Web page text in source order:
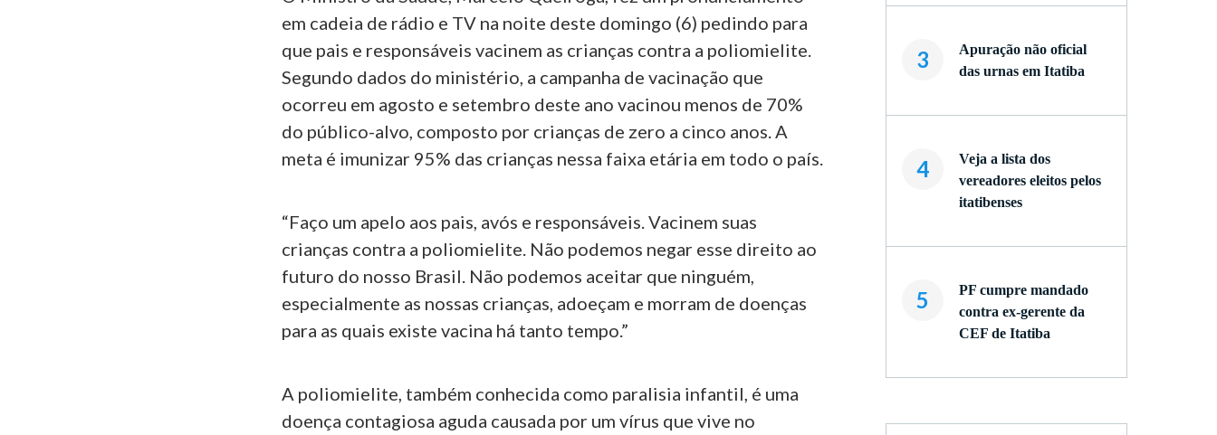
em cadeia de rádio e TV na noite deste domingo (6) pedindo para
que pais e responsáveis vacinem as crianças contra a poliomielite.
Segundo dados do ministério, a campanha de vacinação que
ocorreu em agosto e setembro deste ano vacinou menos de 70%
do público-alvo, composto por crianças de zero a cinco anos. A
meta é imunizar 95% das crianças nessa faixa etária em todo o país.
“Faço um apelo aos pais, avós e responsáveis. Vacinem suas
crianças contra a poliomielite. Não podemos negar esse direito ao
futuro do nosso Brasil. Não podemos aceitar que ninguém,
especialmente as nossas crianças, adoeçam e morram de doenças
para as quais existe vacina há tanto tempo.”
A poliomielite, também conhecida como paralisia infantil, é uma
doença contagiosa aguda causada por um vírus que vive no
3
Apuração não oficial
das urnas em Itatiba
4
Veja a lista dos
vereadores eleitos pelos
itatibenses
5
PF cumpre mandado
contra ex-gerente da
CEF de Itatiba